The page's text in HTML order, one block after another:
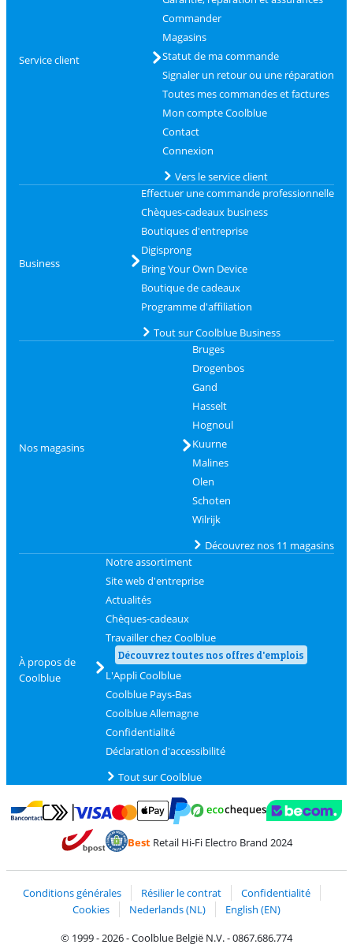
Service client
Commander
Magasins
Statut de ma commande
Signaler un retour ou une réparation
Toutes mes commandes et factures
Mon compte Coolblue
Contact
Connexion
Vers le service client
Business
Effectuer une commande professionnelle
Chèques-cadeaux business
Boutiques d'entreprise
Digisprong
Bring Your Own Device
Boutique de cadeaux
Programme d'affiliation
Tout sur Coolblue Business
Nos magasins
Bruges
Drogenbos
Gand
Hasselt
Hognoul
Kuurne
Malines
Olen
Schoten
Wilrijk
Découvrez nos 11 magasins
À propos de
Coolblue
Notre assortiment
Site web d'entreprise
Actualités
Chèques-cadeaux
Travailler chez Coolblue
Découvrez toutes nos offres d'emplois
L'Appli Coolblue
Coolblue Pays-Bas
Coolblue Allemagne
Confidentialité
Déclaration d'accessibilité
Tout sur Coolblue
Payer avec Bancontact
Payer avec MasterCard et Visa via ClickToPay
Payer avec PayPal
BestRetail Hi-Fi Electro Brand 2024
Conditions générales Résilier le contrat
Confidentialité
Cookies
Nederlands (NL)
English (EN)
© 1999 - 2026 - Coolblue België N.V. - 0867.686.774